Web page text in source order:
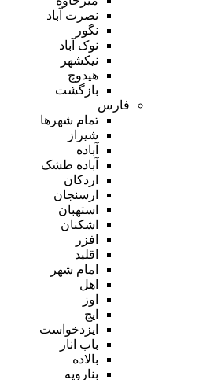
نصرت آباد
نگور
نوک آباد
نیکشهر
هیدوچ
بازگشت
فارس
تمام شهر‌ها
شیراز
آباده
آباده طشک
اردکان
ارسنجان
استهبان
اشکنان
افزر
اقلید
امام شهر
اهل
اوز
ایج
ایزدخواست
باب انار
بالاده
بنارویه